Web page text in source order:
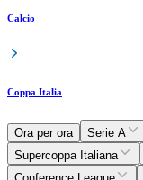
Calcio
Coppa Italia
Ora per ora Serie A
Supercoppa Italiana